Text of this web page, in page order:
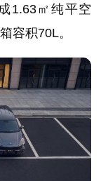
1.63㎡纯平空
容积70L。